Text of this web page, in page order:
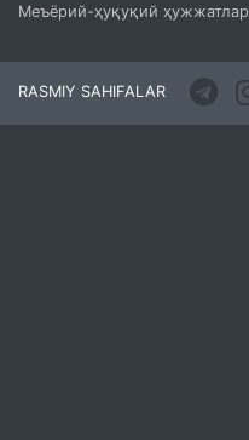
Меъёрий-ҳуқуқий ҳужжатлар
RASMIY SAHIFALAR